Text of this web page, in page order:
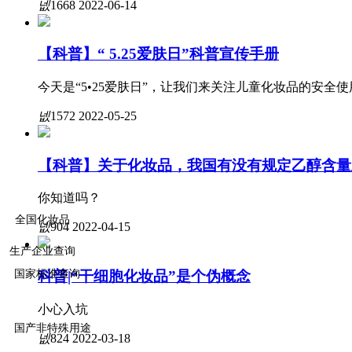
넶1668 2022-06-14
【科普】“ 5.25爱肤日”科普宣传手册
今天是“5•25爱肤日”，让我们来关注儿童化妆品的安全使
넶1572 2022-05-25
【科普】关于化妆品，我国有没有规定乙醇含
你知道吗？
넶904 2022-04-15
科普|“干细胞化妆品”是个伪概念
小心入坑
넶824 2022-03-18
全国化妆品
生产企业查询
国家标准查询
国产非特殊用途